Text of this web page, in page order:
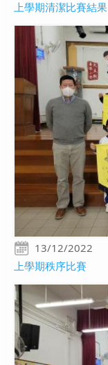
上學期清潔比賽結果
13/12/2022
上學期秩序比賽